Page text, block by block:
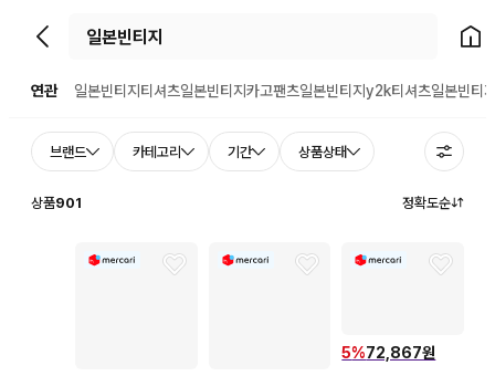
뒤로가기 홈으
연관 일본빈티지티셔츠일본빈티지카고팬츠일본빈티지y2k티셔츠일본빈티
브랜드 카테고리 기간 상품상태
상품901 정확도순
5%72,867원